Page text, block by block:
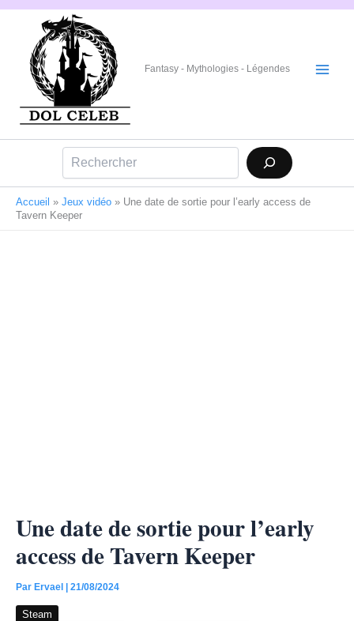
Aller
Fantasy - Mythologies - Légendes
Accueil » Jeux vidéo » Une date de sortie pour l’early access de
Tavern Keeper
Une date de sortie pour l’early
access de Tavern Keeper
Par Ervael | 21/08/2024
Steam